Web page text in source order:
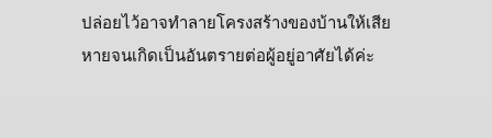
ปล่อยไว้อาจทำลายโครงสร้างของบ้านให้เสีย
หายจนเกิดเป็นอันตรายต่อผู้อยู่อาศัยได้ค่ะ